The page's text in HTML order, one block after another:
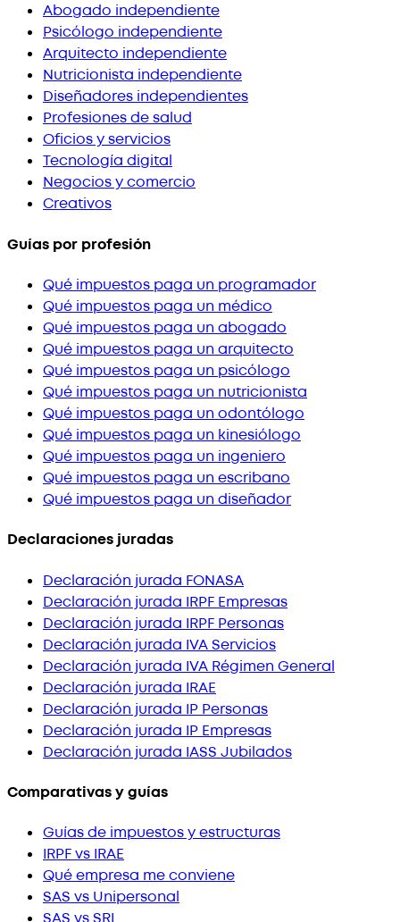
Abogado independiente
Psicólogo independiente
Arquitecto independiente
Nutricionista independiente
Diseñadores independientes
Profesiones de salud
Oficios y servicios
Tecnología digital
Negocios y comercio
Creativos
Guías por profesión
Qué impuestos paga un programador
Qué impuestos paga un médico
Qué impuestos paga un abogado
Qué impuestos paga un arquitecto
Qué impuestos paga un psicólogo
Qué impuestos paga un nutricionista
Qué impuestos paga un odontólogo
Qué impuestos paga un kinesiólogo
Qué impuestos paga un ingeniero
Qué impuestos paga un escribano
Qué impuestos paga un diseñador
Declaraciones juradas
Declaración jurada FONASA
Declaración jurada IRPF Empresas
Declaración jurada IRPF Personas
Declaración jurada IVA Servicios
Declaración jurada IVA Régimen General
Declaración jurada IRAE
Declaración jurada IP Personas
Declaración jurada IP Empresas
Declaración jurada IASS Jubilados
Comparativas y guías
Guías de impuestos y estructuras
IRPF vs IRAE
Qué empresa me conviene
SAS vs Unipersonal